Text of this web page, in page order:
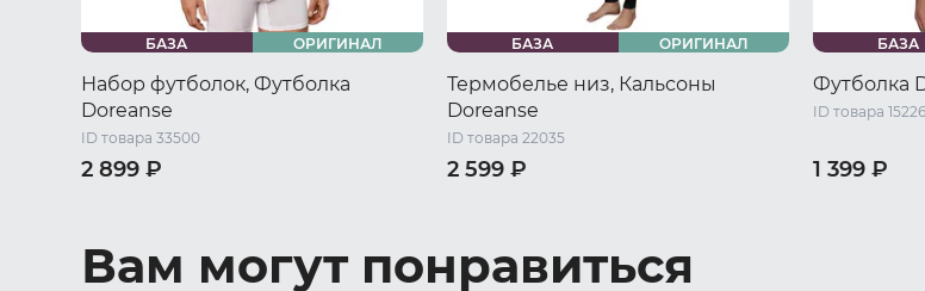
БАЗА ОРИГИНАЛ
Набор футболок, Футболка
Doreanse
ID товара 33500
2 899 ₽
БАЗА ОРИГИНАЛ
Термобелье низ, Кальсоны
Doreanse
ID товара 22035
2 599 ₽
БАЗА
Футболка
ID товара 15226
1 399 ₽
Вам могут понравиться